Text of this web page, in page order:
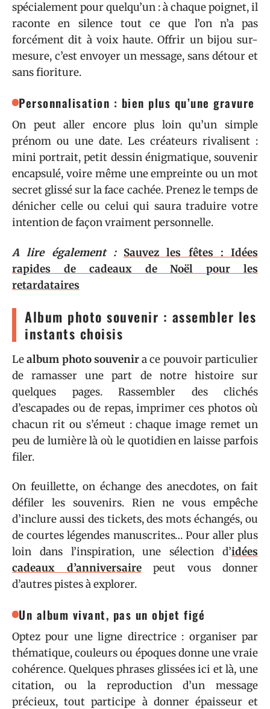
spécialement pour quelqu’un : à chaque poignet, il
raconte en silence tout ce que l’on n’a pas
forcément dit à voix haute. Offrir un bijou sur-
mesure, c’est envoyer un message, sans détour et
sans fioriture.
Personnalisation : bien plus qu’une gravure
On peut aller encore plus loin qu’un simple
prénom ou une date. Les créateurs rivalisent :
mini portrait, petit dessin énigmatique, souvenir
encapsulé, voire même une empreinte ou un mot
secret glissé sur la face cachée. Prenez le temps de
dénicher celle ou celui qui saura traduire votre
intention de façon vraiment personnelle.
A lire également :
Sauvez les fêtes : Idées
rapides de cadeaux de Noël pour les
retardataires
Album photo souvenir : assembler les
instants choisis
Lealbum photo souvenira ce pouvoir particulier
de ramasser une part de notre histoire sur
quelques pages. Rassembler des clichés
d’escapades ou de repas, imprimer ces photos où
chacun rit ou s’émeut : chaque image remet un
peu de lumière là où le quotidien en laisse parfois
filer.
On feuillette, on échange des anecdotes, on fait
défiler les souvenirs. Rien ne vous empêche
d’inclure aussi des tickets, des mots échangés, ou
de courtes légendes manuscrites… Pour aller plus
loin dans l’inspiration, une sélection d’idées
cadeaux d’anniversairepeut vous donner
d’autres pistes à explorer.
Un album vivant, pas un objet figé
Optez pour une ligne directrice : organiser par
thématique, couleurs ou époques donne une vraie
cohérence. Quelques phrases glissées ici et là, une
citation, ou la reproduction d’un message
précieux, tout participe à donner épaisseur et